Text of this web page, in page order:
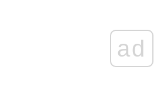
ad